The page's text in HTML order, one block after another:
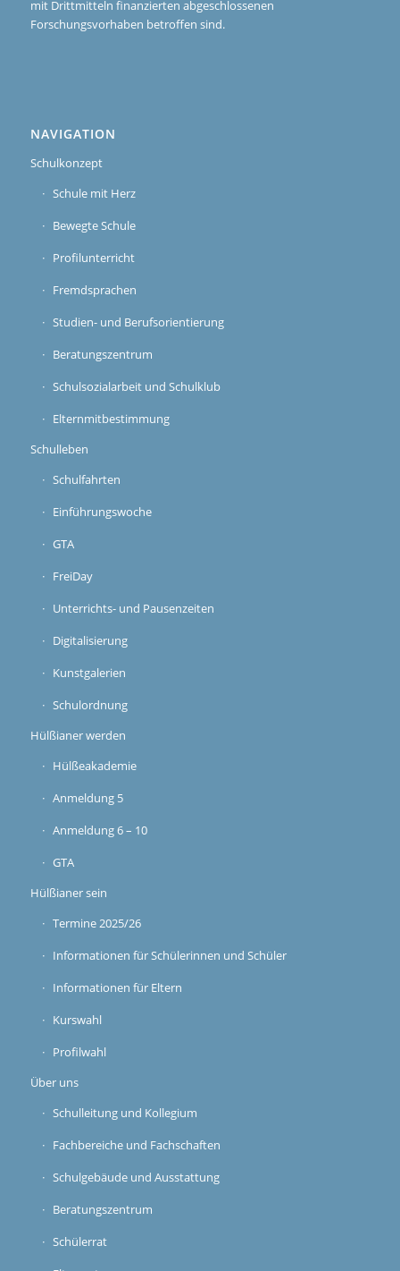
mit Drittmitteln finanzierten abgeschlossenen
Forschungsvorhaben betroffen sind.
NAVIGATION
Schulkonzept
Schule mit Herz
Bewegte Schule
Profilunterricht
Fremdsprachen
Studien- und Berufsorientierung
Beratungszentrum
Schulsozialarbeit und Schulklub
Elternmitbestimmung
Schulleben
Schulfahrten
Einführungswoche
GTA
FreiDay
Unterrichts- und Pausenzeiten
Digitalisierung
Kunstgalerien
Schulordnung
Hülßianer werden
Hülßeakademie
Anmeldung 5
Anmeldung 6 – 10
GTA
Hülßianer sein
Termine 2025/26
Informationen für Schülerinnen und Schüler
Informationen für Eltern
Kurswahl
Profilwahl
Über uns
Schulleitung und Kollegium
Fachbereiche und Fachschaften
Schulgebäude und Ausstattung
Beratungszentrum
Schülerrat